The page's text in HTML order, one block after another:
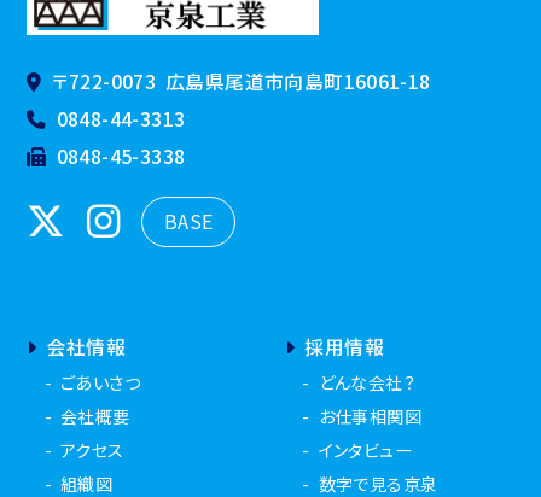
〒722-0073 広島県尾道市向島町16061-18
0848-44-3313
0848-45-3338
BASE
会社情報
ごあいさつ
会社概要
アクセス
組織図
採用情報
どんな会社？
お仕事相関図
インタビュー
数字で見る京泉